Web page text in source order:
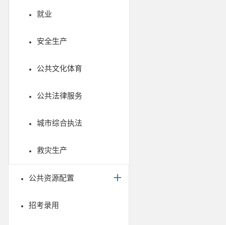
就业
安全生产
公共文化体育
公共法律服务
城市综合执法
救灾生产
公共资源配置
招考录用